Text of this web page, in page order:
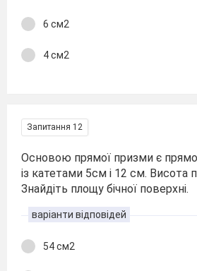
6 см2
4 см2
Запитання 12
Основою прямої призми є
із катетами 5см і 12 см. Висота
Знайдіть площу бічної поверхні.
варіанти відповідей
54 см2